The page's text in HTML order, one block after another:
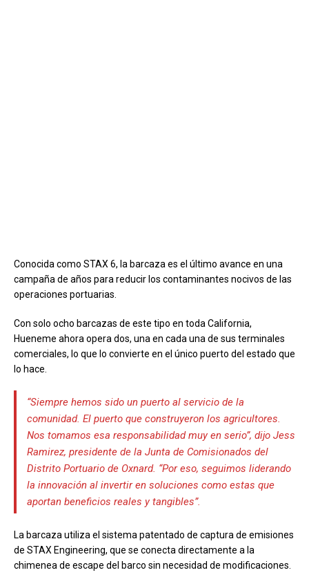
Conocida como STAX 6, la barcaza es el último avance en una
campaña de años para reducir los contaminantes nocivos de las
operaciones portuarias.
Con solo ocho barcazas de este tipo en toda California,
Hueneme ahora opera dos, una en cada una de sus terminales
comerciales, lo que lo convierte en el único puerto del estado que
lo hace.
“Siempre hemos sido un puerto al servicio de la
comunidad. El puerto que construyeron los agricultores.
Nos tomamos esa responsabilidad muy en serio”, dijo Jess
Ramirez, presidente de la Junta de Comisionados del
Distrito Portuario de Oxnard. “Por eso, seguimos liderando
la innovación al invertir en soluciones como estas que
aportan beneficios reales y tangibles”.
La barcaza utiliza el sistema patentado de captura de emisiones
de STAX Engineering, que se conecta directamente a la
chimenea de escape del barco sin necesidad de modificaciones.